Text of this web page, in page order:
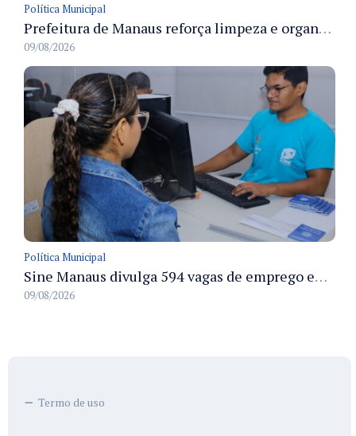
Política Municipal
Prefeitura de Manaus reforça limpeza e organização dos cemiterios municipais para receber famílias no Dia dos Pais
09/08/2026
Política Municipal
Sine Manaus divulga 594 vagas de emprego em Manaus com atendimento presencial nesta segunda-feira
09/08/2026
Termo de uso